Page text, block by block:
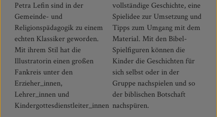
Petra Lefin sind in der
Gemeinde- und
Religionspädagogik zu einem
echten Klassiker geworden.
Mit ihrem Stil hat die
Illustratorin einen großen
Fankreis unter den
Erzieher_innen,
Lehrer_innen und
Kindergottesdienstleiter_innen
vollständige Geschichte, eine
Spielidee zur Umsetzung und
Tipps zum Umgang mit dem
Material. Mit den Bibel-
Spielfiguren können die
Kinder die Geschichten für
sich selbst oder in der
Gruppe nachspielen und so
der biblischen Botschaft
nachspüren.